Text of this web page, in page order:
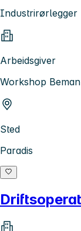
Industrirørlegger
Arbeidsgiver
Workshop
Sted
Paradis